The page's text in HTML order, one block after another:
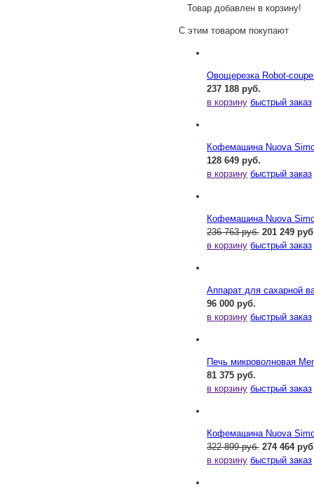
Товар добавлен в корзину!
С этим товаром покупают
Овощерезка Robot-
237 188 руб.
в корзину быстрый заказ
Кофемашина Nuova
128 649 руб.
в корзину быстрый заказ
Кофемашина Nuova
236 763 руб. 201 249
в корзину быстрый заказ
Аппарат для сахарной
96 000 руб.
в корзину быстрый заказ
Печь микроволновая
81 375 руб.
в корзину быстрый заказ
Кофемашина Nuova
322 899 руб. 274 464
в корзину быстрый заказ